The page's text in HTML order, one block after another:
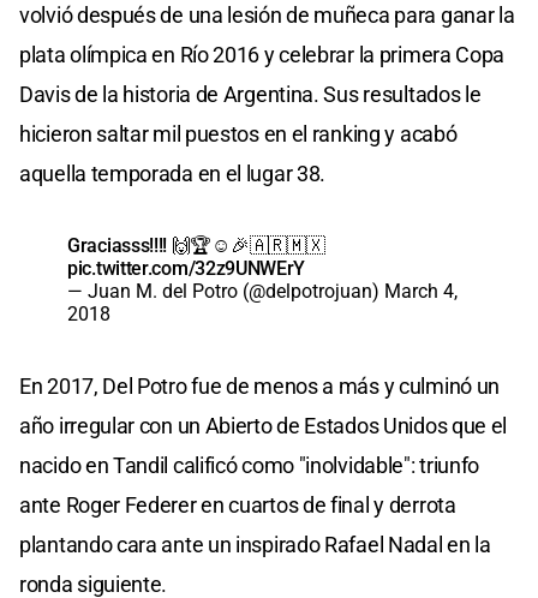
volvió después de una lesión de muñeca para ganar la
plata olímpica en Río 2016 y celebrar la primera Copa
Davis de la historia de Argentina. Sus resultados le
hicieron saltar mil puestos en el ranking y acabó
aquella temporada en el lugar 38.
Graciasss!!!! 🙌🏆☺️🎉🇦🇷🇲🇽
pic.twitter.com/32z9UNWErY
— Juan M. del Potro (@delpotrojuan) March 4,
2018
En 2017, Del Potro fue de menos a más y culminó un
año irregular con un Abierto de Estados Unidos que el
nacido en Tandil calificó como "inolvidable": triunfo
ante Roger Federer en cuartos de final y derrota
plantando cara ante un inspirado Rafael Nadal en la
ronda siguiente.